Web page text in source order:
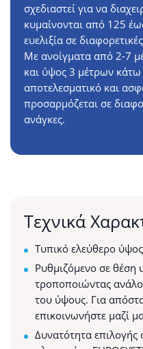
σχεδιαστεί για να
κυμαίνονται από 125
ευελιξία σε
Με ανοίγματα από 2-7
και ύψος 3 μέτρων κάτω
αποτελεσματικό και
προσαρμόζεται σε
ανάγκες.
Τεχνικά
Τυπικό ελεύθερο
Ρυθμιζόμενο σε
τροποποιώντας
του ύψους. Για
επικοινωνήστε μαζί
Δυνατότητα